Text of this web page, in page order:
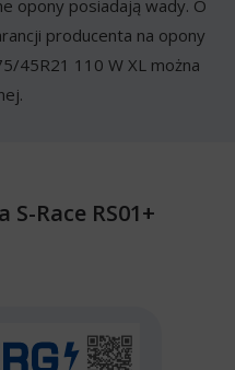
opony posiadają wady. O
producenta na opony
45R21 110 W XL można
Race RS01+